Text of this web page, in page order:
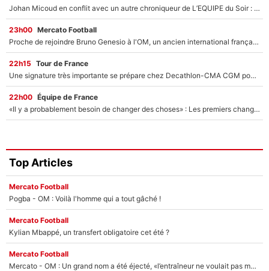
Johan Micoud en conflit avec un autre chroniqueur de L’EQUIPE du Soir : «Pendant un moment, je ne les ai pas remis ensemble dans l'émission»
23h00 Mercato Football
Proche de rejoindre Bruno Genesio à l'OM, un ancien international français va finalement débarquer... sur RMC !
22h15 Tour de France
Une signature très importante se prépare chez Decathlon-CMA CGM pour aider Paul Seixas à gagner le Tour de France 2027
22h00 Équipe de France
«Il y a probablement besoin de changer des choses» : Les premiers changements de Zinedine Zidane en équipe de France sont révélés ?
Top Articles
Mercato Football
Pogba - OM : Voilà l'homme qui a tout gâché !
Mercato Football
Kylian Mbappé, un transfert obligatoire cet été ?
Mercato Football
Mercato - OM : Un grand nom a été éjecté, «l’entraîneur ne voulait pas me conserver»